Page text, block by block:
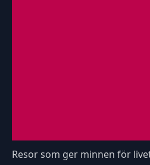
Resor som ger minnen för